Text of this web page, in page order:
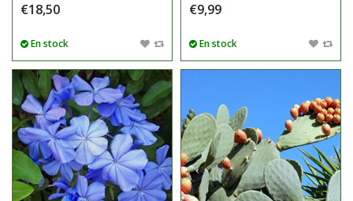
€18,50
En stock
€9,99
En stock